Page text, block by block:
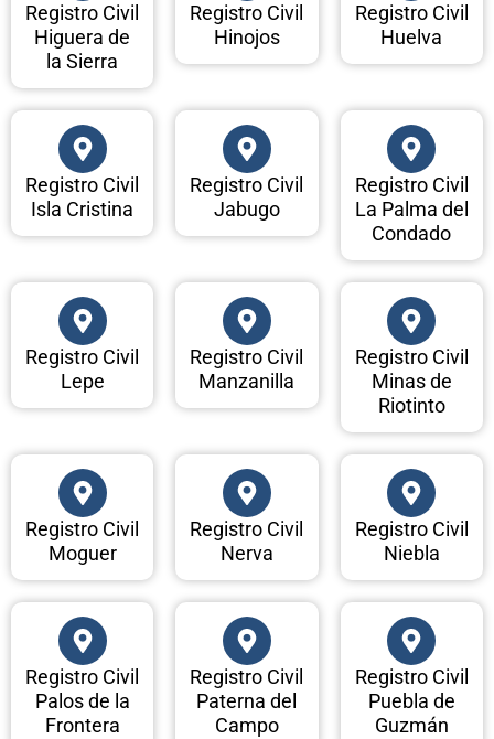
Registro Civil
Higuera de
la Sierra
Registro Civil
Hinojos
Registro Civil
Huelva
Registro Civil
Isla Cristina
Registro Civil
Jabugo
Registro Civil
La Palma del
Condado
Registro Civil
Lepe
Registro Civil
Manzanilla
Registro Civil
Minas de
Riotinto
Registro Civil
Moguer
Registro Civil
Nerva
Registro Civil
Niebla
Registro Civil
Palos de la
Frontera
Registro Civil
Paterna del
Campo
Registro Civil
Puebla de
Guzmán